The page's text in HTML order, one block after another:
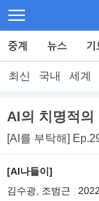
최신 국내 세계
AI의 치명적의
[AI를 부탁해]
[AI나들이]
김수광, 조범근